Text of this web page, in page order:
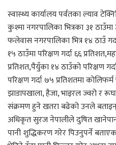
स्वास्थ्य कार्यालय पर्वतका ल्याव
कुश्मा नगरपालिका भित्रका ३१ ठाउँमा
फलेवास नगरपालिका भित्र १४ ठाउँ
१५ ठाउँमा परिक्षण गर्दा ६६
प्रतिशत,पैयुँका १४ ठाउँको परिक्षण
परिक्षण गर्दा ७५ प्रतिशतमा
झाडापखाला, हैजा, भाइरल ज्वरो र
संक्रमण हुने खतरा बढेको उनले
अधिकृत सुरज नेपालीले दुषित
पानी शुद्धिकरण गरेर पिउनुपर्ने